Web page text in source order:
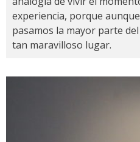
experiencia, porque
pasamos la mayor parte
tan maravilloso lugar.